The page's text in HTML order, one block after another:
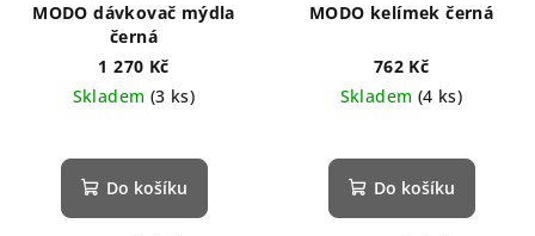
MODO dávkovač mýdla
černá
1 270 Kč
Skladem (3 ks)
Do košíku
MODO kelímek černá
762 Kč
Skladem (4 ks)
Do košíku